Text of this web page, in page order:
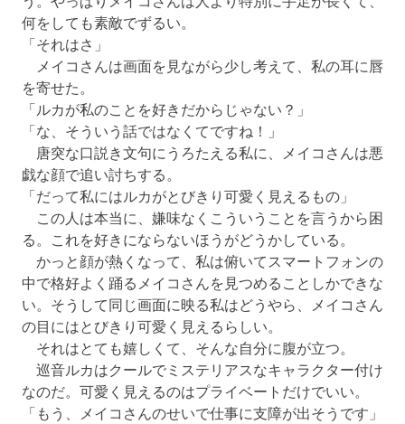
何をしても素敵でずるい。
「それはさ」
メイコさんは画面を見ながら少し考えて、私の耳に唇
を寄せた。
「ルカが私のことを好きだからじゃない？」
「な、そういう話ではなくてですね！」
唐突な口説き文句にうろたえる私に、メイコさんは悪
戯な顔で追い討ちする。
「だって私にはルカがとびきり可愛く見えるもの」
この人は本当に、嫌味なくこういうことを言うから困
る。これを好きにならないほうがどうかしている。
かっと顔が熱くなって、私は俯いてスマートフォンの
中で格好よく踊るメイコさんを見つめることしかできな
い。そうして同じ画面に映る私はどうやら、メイコさん
の目にはとびきり可愛く見えるらしい。
それはとても嬉しくて、そんな自分に腹が立つ。
巡音ルカはクールでミステリアスなキャラクター付け
なのだ。可愛く見えるのはプライベートだけでいい。
「もう、メイコさんのせいで仕事に支障が出そうです」